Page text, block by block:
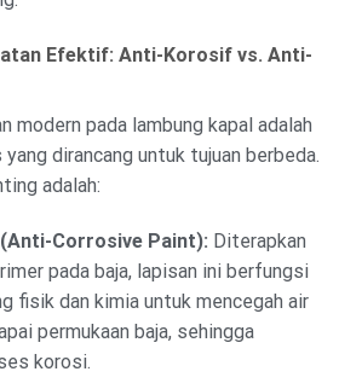
Efektif: Anti-Korosif vs. Anti-
modern pada lambung kapal adalah
dirancang untuk tujuan berbeda.
adalah:
Corrosive Paint): Diterapkan
pada baja, lapisan ini berfungsi
fisik dan kimia untuk mencegah air
permukaan baja, sehingga
korosi.